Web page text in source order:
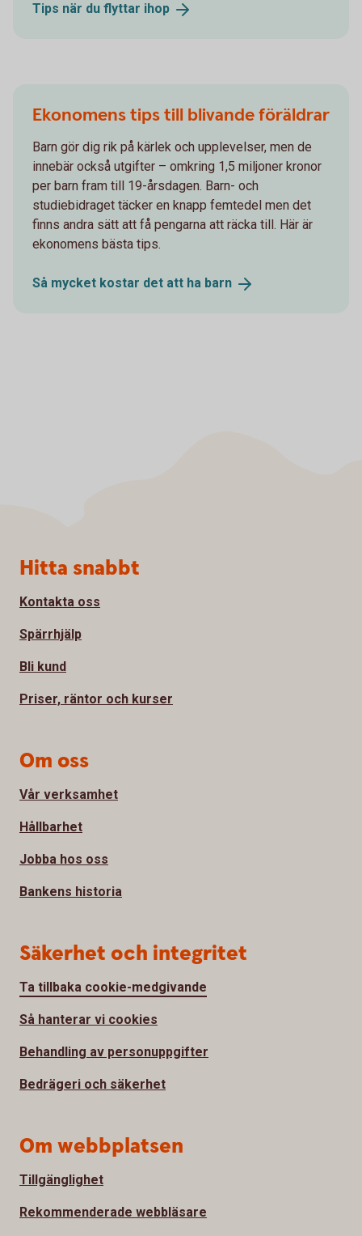
Tips när du flyttar ihop
Ekonomens tips till blivande föräldrar
Barn gör dig rik på kärlek och upplevelser, men de
innebär också utgifter – omkring 1,5 miljoner kronor
per barn fram till 19-årsdagen. Barn- och
studiebidraget täcker en knapp femtedel men det
finns andra sätt att få pengarna att räcka till. Här är
ekonomens bästa tips.
Så mycket kostar det att ha barn
Sidfot
Hitta snabbt
Kontakta oss
Spärrhjälp
Bli kund
Priser, räntor och kurser
Om oss
Vår verksamhet
Hållbarhet
Jobba hos oss
Bankens historia
Säkerhet och integritet
Ta tillbaka cookie-medgivande
Så hanterar vi cookies
Behandling av personuppgifter
Bedrägeri och säkerhet
Om webbplatsen
Tillgänglighet
Rekommenderade webbläsare